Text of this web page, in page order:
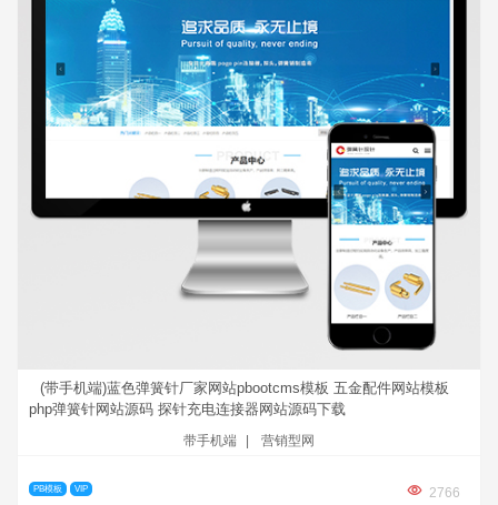
(带手机端)蓝色弹簧针厂家网站pbootcms模板 五金配件网站模板
php弹簧针网站源码 探针充电连接器网站源码下载
带手机端 营销型网
PB模板 VIP 2766